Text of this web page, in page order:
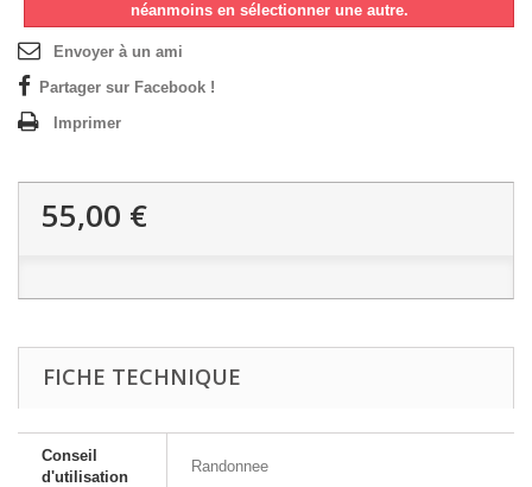
néanmoins en sélectionner une autre.
Envoyer à un ami
Partager sur Facebook !
Imprimer
55,00 €
FICHE TECHNIQUE
Conseil
d'utilisation
Randonnee